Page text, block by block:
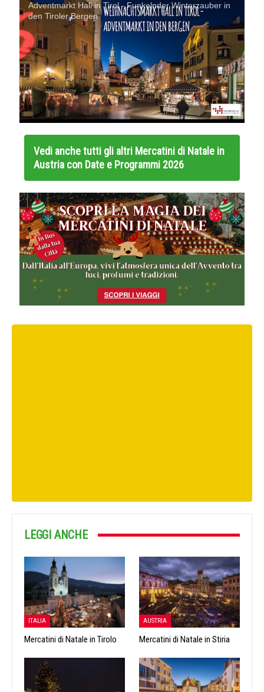
Adventmarkt Hall in Tirol - Funkelnder Winterzauber in
den Tiroler Bergen
Vedi anche tutti gli altri Mercatini di Natale in
Austria con Date e Programmi 2026
LEGGI ANCHE
ITALIA
Mercatini di Natale in Tirolo
AUSTRIA
Mercatini di Natale in Stiria